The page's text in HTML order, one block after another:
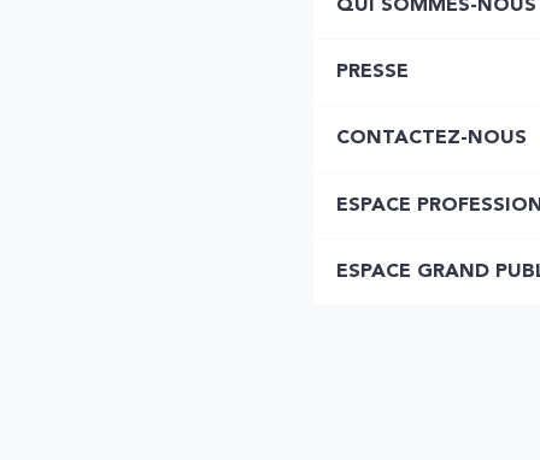
QUI SOMMES-NOUS
PRESSE
CONTACTEZ-NOUS
ESPACE
ESPACE GRAND